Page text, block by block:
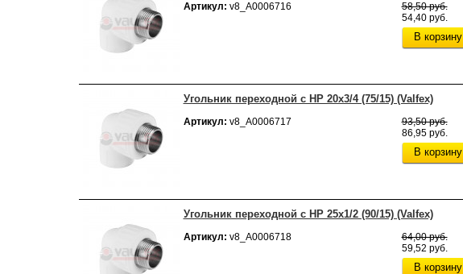
Артикул: v8_А0006716
58,50 руб.
54,40 руб.
В корзину
Угольник переходной с НР 20х3/4 (75/15) (Valfex)
Артикул: v8_А0006717
93,50 руб.
86,95 руб.
В корзину
Угольник переходной с НР 25х1/2 (90/15) (Valfex)
Артикул: v8_А0006718
64,00 руб.
59,52 руб.
В корзину